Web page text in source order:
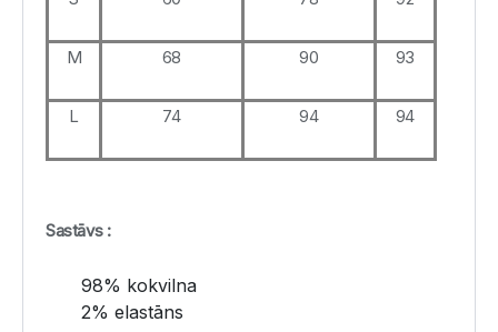
M 68 90 93
L 74 94 94
Sastāvs :
98% kokvilna
2% elastāns